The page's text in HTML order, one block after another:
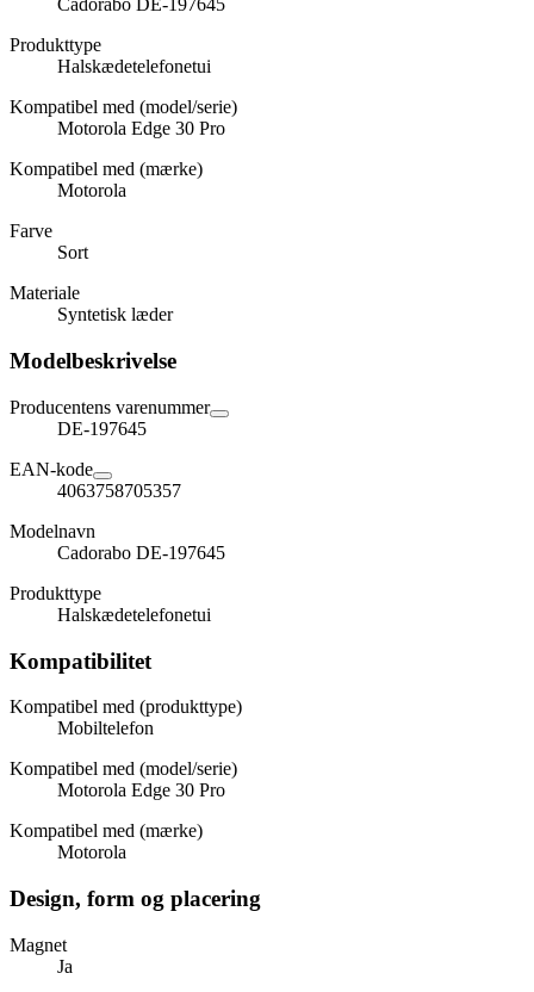
Cadorabo DE-197645
Produkttype
Halskædetelefonetui
Kompatibel med (model/serie)
Motorola Edge 30 Pro
Kompatibel med (mærke)
Motorola
Farve
Sort
Materiale
Syntetisk læder
Modelbeskrivelse
Producentens varenummer
DE-197645
EAN-kode
4063758705357
Modelnavn
Cadorabo DE-197645
Produkttype
Halskædetelefonetui
Kompatibilitet
Kompatibel med (produkttype)
Mobiltelefon
Kompatibel med (model/serie)
Motorola Edge 30 Pro
Kompatibel med (mærke)
Motorola
Design, form og placering
Magnet
Ja